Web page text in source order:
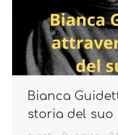
Bianca
storia del suo